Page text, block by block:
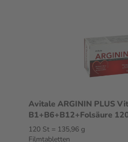
Avitale ARGININ PLUS
120 St = 135,96 g
Filmtabletten